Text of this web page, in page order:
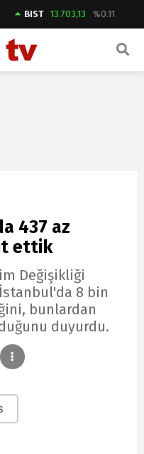
BIST 13.703,13 %0.11
ARAMA YAP
437 az
ettik
Değişikliği
8 bin
bunlardan
duyurdu.